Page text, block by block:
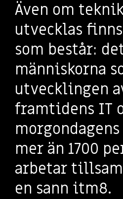
Även om
utvecklas
som består:
människorna
utvecklingen
framtidens IT
mer än 1700
arbetar
en sann itm8.